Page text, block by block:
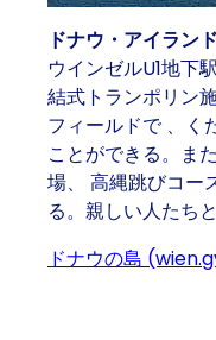
ドナウ・アイラン
ウインゼルU1地下
結式トランポリン
フィールドで 、く
ことができる。また
場、 高縄跳びコー
る。親しい人たち
ドナウの島